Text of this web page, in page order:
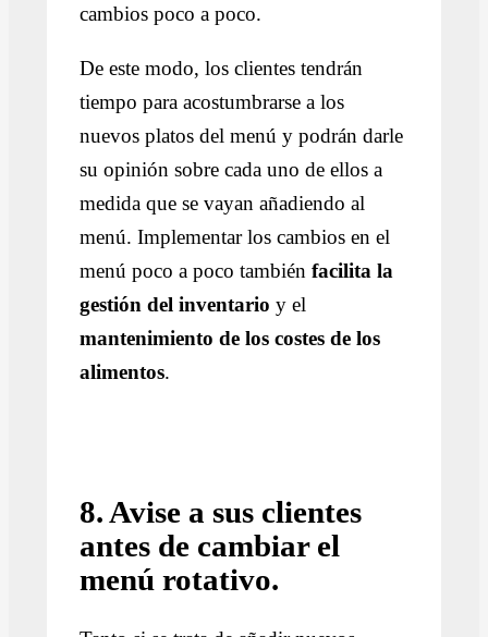
cambios poco a poco.
De este modo, los clientes tendrán
tiempo para acostumbrarse a los
nuevos platos del menú y podrán darle
su opinión sobre cada uno de ellos a
medida que se vayan añadiendo al
menú. Implementar los cambios en el
menú poco a poco tambiénfacilita la
gestión del inventario y el
mantenimiento de los costes de los
alimentos.
8. Avise a sus clientes
antes de cambiar el
menú rotativo.